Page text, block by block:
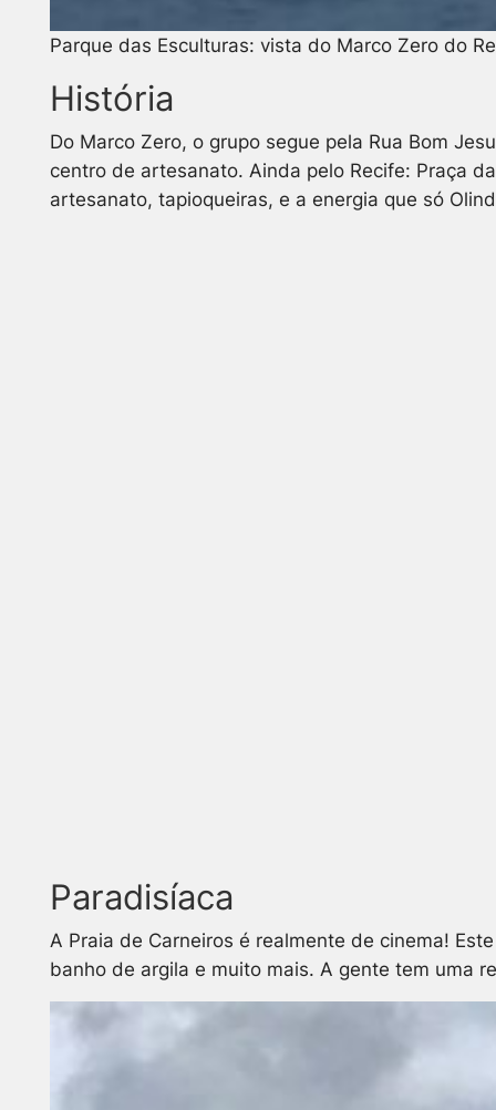
Parque das Esculturas: vista do Marco Zero do
História
Do Marco Zero, o grupo segue pela Rua Bom
centro de artesanato. Ainda pelo Recife: Praça
artesanato, tapioqueiras, e a energia que só
Paradisíaca
A Praia de Carneiros é realmente de cinema!
banho de argila e muito mais. A gente tem uma